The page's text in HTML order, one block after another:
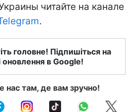
читайте на канале
.
головне! Підпишіться на
оновлення в Google!
нас там, де вам зручно!